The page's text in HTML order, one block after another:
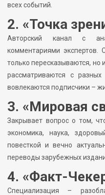
всех событий.
2. «Точка
Авторский канал с
комментариями экспертов.
только пересказываются, но
рассматриваются с
вовлекаются подписчики –
3. «Мировая
Закрывает вопрос о том,
экономика, наука,
повесткой и вечно
переводы зарубежных
4. «Факт-
Специализация –